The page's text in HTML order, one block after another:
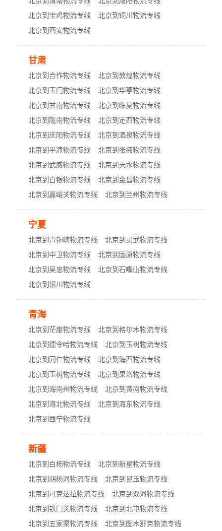
北京到宝鸡物流专线
北京到铜川物流专线
北京到西安物流专线
甘肃
北京到合作物流专线
北京到敦煌物流专线
北京到玉门物流专线
北京到华亭物流专线
北京到甘南物流专线
北京到临夏物流专线
北京到陇南物流专线
北京到定西物流专线
北京到庆阳物流专线
北京到酒泉物流专线
北京到平凉物流专线
北京到张掖物流专线
北京到武威物流专线
北京到天水物流专线
北京到白银物流专线
北京到金昌物流专线
北京到嘉峪关物流专线
北京到兰州物流专线
宁夏
北京到青铜峡物流专线
北京到灵武物流专线
北京到中卫物流专线
北京到固原物流专线
北京到吴忠物流专线
北京到石嘴山物流专线
北京到银川物流专线
青海
北京到茫崖物流专线
北京到格尔木物流专线
北京到德令哈物流专线
北京到玉树物流专线
北京到同仁物流专线
北京到海西物流专线
北京到玉树物流专线
北京到果洛物流专线
北京到海南州物流专线
北京到黄南物流专线
北京到海北物流专线
北京到海东物流专线
北京到西宁物流专线
新疆
北京到白杨物流专线
北京到新星物流专线
北京到胡杨河物流专线
北京到昆玉物流专线
北京到可克达拉物流专线
北京到双河物流专线
北京到铁门关物流专线
北京到北屯物流专线
北京到五家渠物流专线
北京到图木舒克物流专线